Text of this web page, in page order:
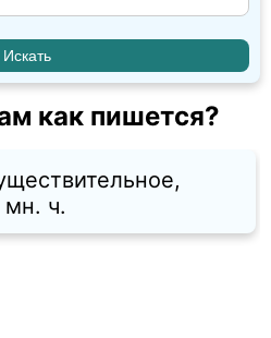
как пишется?
мн. ч.